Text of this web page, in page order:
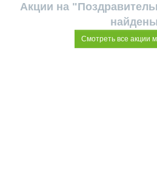
Акции на
Смотреть все акции